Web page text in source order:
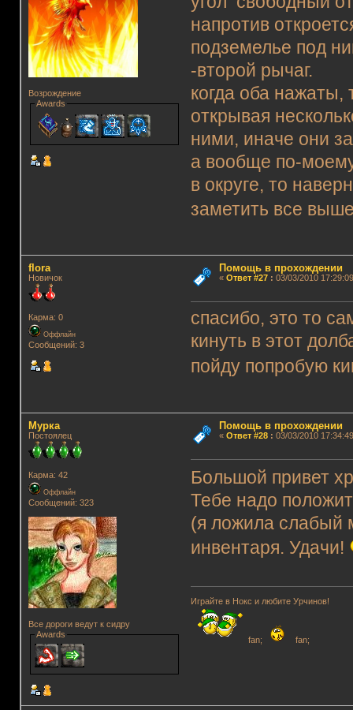
Возрождение
Awards
напротив
подземелье под
-второй рычаг.
когда оба нажаты,
открывая
ними, иначе они
а вообще по-
в округе, то
заметить все
flora
Новичок
Карма: 0
Оффлайн
Сообщений: 3
Помощь в прохождении
« Ответ #27: 03/03/2010
спасибо, это то
кинуть в этот
пойду попробую
Мурка
Постоялец
Карма: 42
Оффлайн
Сообщений: 323
Все дороги ведут к сидру
Awards
Помощь в прохождении
« Ответ #28: 03/03/2010
Большой привет
Тебе надо
(я ложила слабый
инвентаря. Удачи!
Играйте в Нокс и любите Урчинов!
fan; fan;